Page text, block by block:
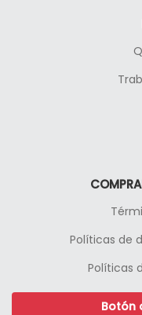
Políticas de
Políticas
Botón